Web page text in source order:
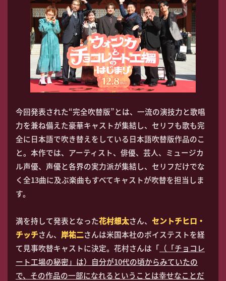
今回発表された“完全吹替版”とは、一流の演技力と歌唱
力を兼ね備えた豪華キャストが集結し、セリフも歌も完
全に日本語で吹き替えをしている日本語吹替版作品のこ
と。本作では、アーティスト、俳優、芸人、ミュージカ
ル声優、声優と各界の実力派が集結し、セリフだけでな
く全13曲に及ぶ楽曲もすべてキャストが吹替を担当しま
す。
満を持して発表となった花村想太さん、 セントチヒロ・
チッチさん、 岸祐二さんは米国本社のボイステストを経
て見事吹替キャストに決定。花村さんは「 （「チョコレ
ート工場の秘密」は）自分が10代の頃からみていたの
で、その作品の一部になれるということは幸せなことだ